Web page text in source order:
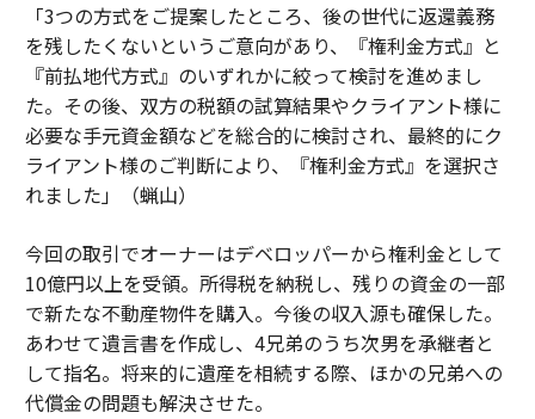
「3つの方式をご提案したところ、後の世代に返還義務
を残したくないというご意向があり、『権利金方式』と
『前払地代方式』のいずれかに絞って検討を進めまし
た。その後、双方の税額の試算結果やクライアント様に
必要な手元資金額などを総合的に検討され、最終的にク
ライアント様のご判断により、『権利金方式』を選択さ
れました」（蝋山）
今回の取引でオーナーはデベロッパーから権利金として
10億円以上を受領。所得税を納税し、残りの資金の一部
で新たな不動産物件を購入。今後の収入源も確保した。
あわせて遺言書を作成し、4兄弟のうち次男を承継者と
して指名。将来的に遺産を相続する際、ほかの兄弟への
代償金の問題も解決させた。